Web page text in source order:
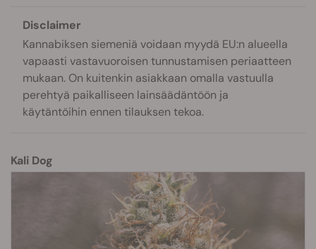
Disclaimer
Kannabiksen siemeniä voidaan myydä EU:n alueella
vapaasti vastavuoroisen tunnustamisen periaatteen
mukaan. On kuitenkin asiakkaan omalla vastuulla
perehtyä paikalliseen lainsäädäntöön ja
käytäntöihin ennen tilauksen tekoa.
Kali Dog